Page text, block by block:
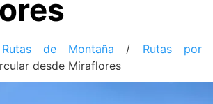
Rutas de Montaña / Rutas por
desde Miraflores